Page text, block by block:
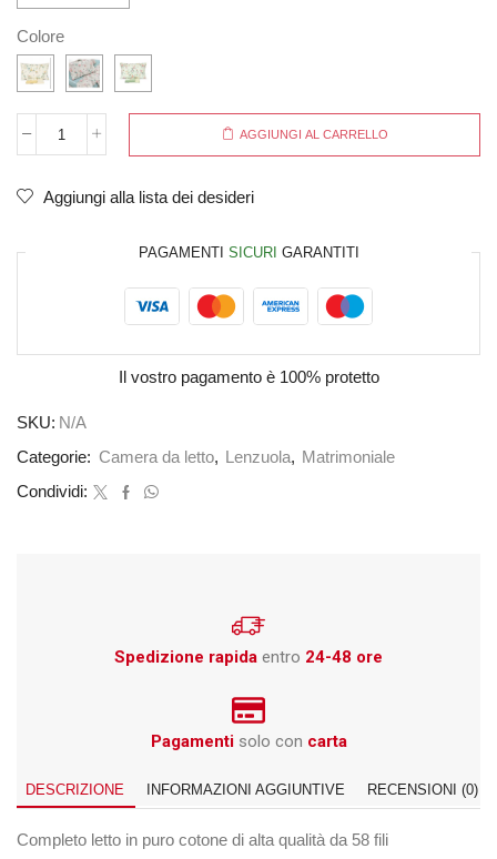
Colore
AGGIUNGI AL CARRELLO
Aggiungi alla lista dei desideri
PAGAMENTI SICURI GARANTITI
Il vostro pagamento è 100% protetto
SKU: N/A
Categorie: Camera da letto, Lenzuola, Matrimoniale
Condividi:
Spedizione rapida entro 24-48 ore
Pagamentisolo con carta
DESCRIZIONE INFORMAZIONI AGGIUNTIVE RECENSIONI (0)
Completo letto in puro cotone di alta qualità da 58 fili